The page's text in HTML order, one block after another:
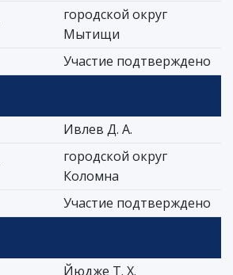
городской округ
Мытищи
Участие подтверждено
Ивлев Д. А.
городской округ
Коломна
Участие подтверждено
Йюдже Т. Х.